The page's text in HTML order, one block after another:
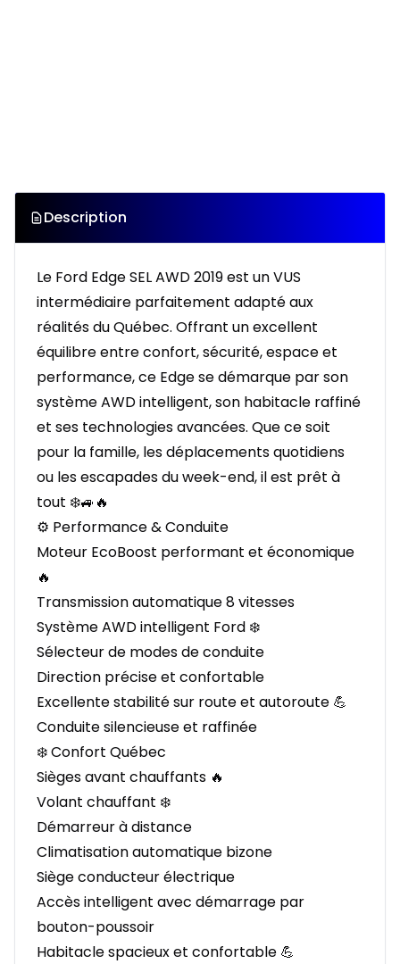
Description
Le Ford Edge SEL AWD 2019 est un VUS
intermédiaire parfaitement adapté aux
réalités du Québec. Offrant un excellent
équilibre entre confort, sécurité, espace et
performance, ce Edge se démarque par son
système AWD intelligent, son habitacle raffiné
et ses technologies avancées. Que ce soit
pour la famille, les déplacements quotidiens
ou les escapades du week-end, il est prêt à
tout ❄️🚙🔥
⚙️ Performance & Conduite
Moteur EcoBoost performant et économique
🔥
Transmission automatique 8 vitesses
Système AWD intelligent Ford ❄️
Sélecteur de modes de conduite
Direction précise et confortable
Excellente stabilité sur route et autoroute 💪
Conduite silencieuse et raffinée
❄️ Confort Québec
Sièges avant chauffants 🔥
Volant chauffant ❄️
Démarreur à distance
Climatisation automatique bizone
Siège conducteur électrique
Accès intelligent avec démarrage par
bouton-poussoir
Habitacle spacieux et confortable 💪